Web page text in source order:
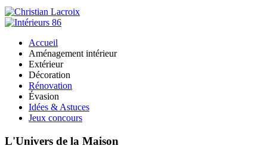
Accueil
Aménagement intérieur
Extérieur
Décoration
Rénovation
Évasion
Idées & Astuces
Jeux concours
L'Univers de la Maison